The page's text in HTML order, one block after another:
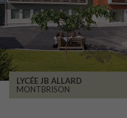
LYCÉE JB ALLARD
MONTBRISON